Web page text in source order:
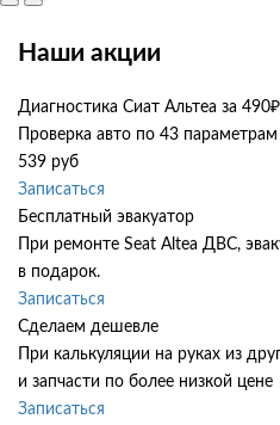
Наши акции
Диагностика Сиат Альтеа за 490₽
Проверка авто по 43 параметрам
539 руб
Записаться
Бесплатный эвакуатор
При ремонте Seat Altea ДВС,
в подарок.
Записаться
Сделаем дешевле
При калькуляции на руках из
и запчасти по более низкой цене
Записаться